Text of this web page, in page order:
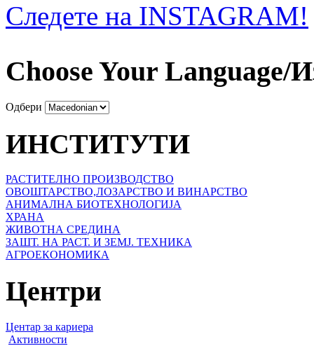
Следете на INSTAGRAM!
Choose Your Language/
Одбери
ИНСТИТУТИ
РАСТИТЕЛНО ПРОИЗВОДСТВО
ОВОШТАРСТВО,ЛОЗАРСТВО И ВИНАРСТВО
АНИМАЛНА БИОТЕХНОЛОГИЈА
ХРАНА
ЖИВОТНА СРЕДИНА
ЗАШТ. НА РАСТ. И ЗЕМЈ. ТЕХНИКА
АГРОЕКОНОМИКА
Центри
Центар за кариера
Активности